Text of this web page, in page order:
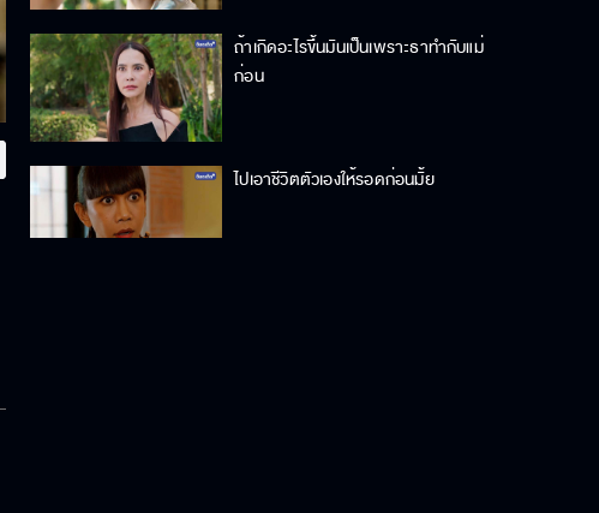
ถ้าเกิดอะไรขึ้นมันเป็นเพราะธาทำกับแม่
ก่อน
ไปเอาชีวิตตัวเองให้รอดก่อนมั้ย